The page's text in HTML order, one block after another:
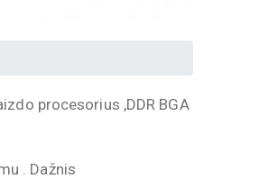
procesorius ,DDR BGA
. Dažnis